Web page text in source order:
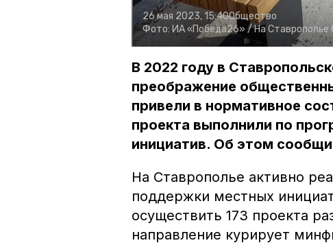
26 мая 2023, 15:40Общество
Фото:ИА «Победа26» /На Ставрополье
В 2022 году в
преображение
привели в нормативное
проекта выполнили по
инициатив. Об этом
На Ставрополье активно
поддержки местных
осуществить 173 проекта
направление курирует